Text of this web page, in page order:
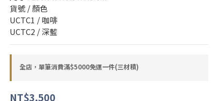
貨號 / 顏色
UCTC1 / 咖啡
UCTC2 / 深藍
全店，單筆消費滿$5000免運一件(三材積)
NT$3,500